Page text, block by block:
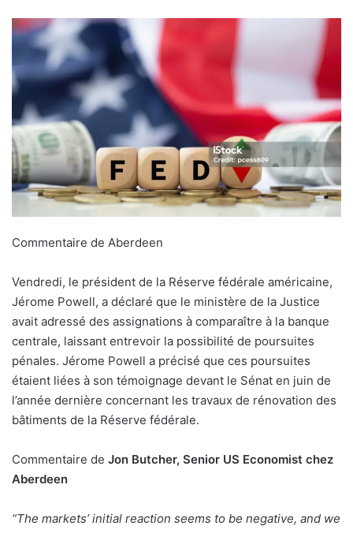
courriel
Commentaire de Aberdeen
Vendredi, le président de la Réserve fédérale américaine,
Jérome Powell, a déclaré que le ministère de la Justice
avait adressé des assignations à comparaître à la banque
centrale, laissant entrevoir la possibilité de poursuites
pénales. Jérome Powell a précisé que ces poursuites
étaient liées à son témoignage devant le Sénat en juin de
l’année dernière concernant les travaux de rénovation des
bâtiments de la Réserve fédérale.
Commentaire de Jon Butcher, Senior US Economist chez
Aberdeen
“The markets’ initial reaction seems to be negative, and we